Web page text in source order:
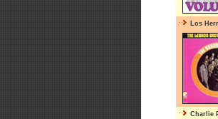
Los
Charlie